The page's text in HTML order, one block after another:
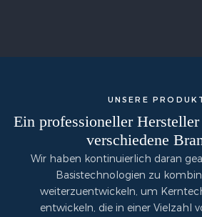
UNSERE
Ein professioneller
verschiedene
Wir haben kontinuierlich daran
Basistechnologien zu
weiterzuentwickeln, um
entwickeln, die in einer Vielzahl